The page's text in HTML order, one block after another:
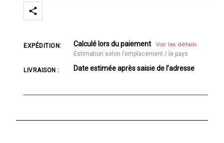
EXPÉDITION: Calculé lors du paiement Voir les détails
Estimation selon l’emplacement / le pays
LIVRAISON : Date estimée après saisie de l’adresse